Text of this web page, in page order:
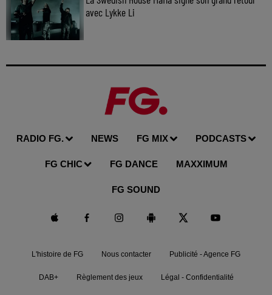
avec Lykke Li
RADIO FG. NEWS FG MIX PODCASTS
FG CHIC FG DANCE MAXXIMUM
FG SOUND
L'histoire de FG Nous contacter Publicité - Agence FG
DAB+ Règlement des jeux Légal - Confidentialité